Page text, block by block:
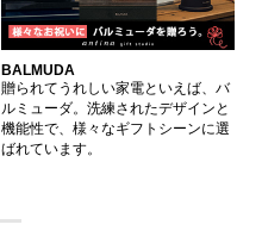
BALMUDA
贈られてうれしい家電といえば、バ
ルミューダ。洗練されたデザインと
機能性で、様々なギフトシーンに選
ばれています。